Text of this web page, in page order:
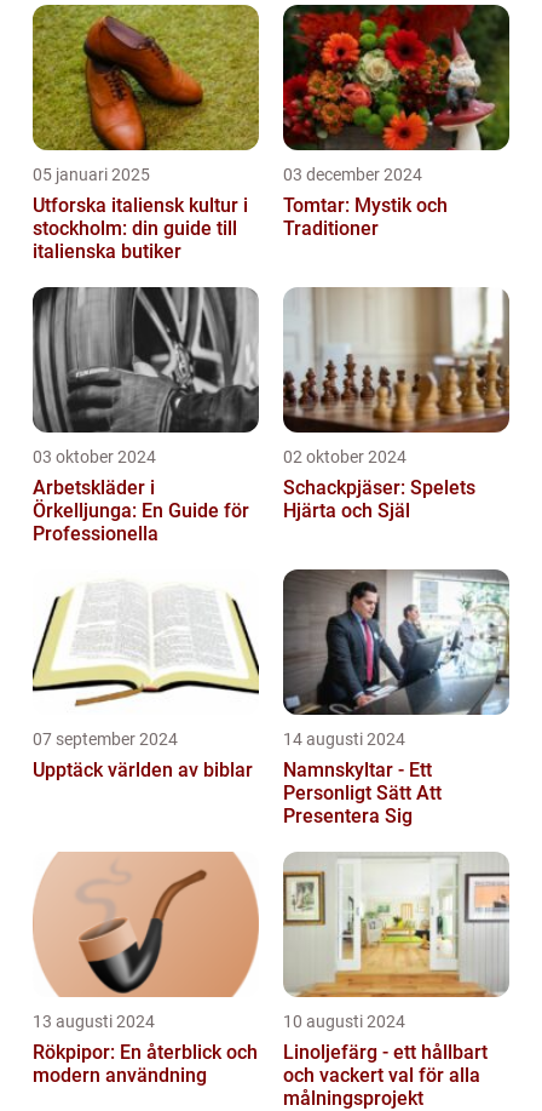
05 januari 2025
Utforska italiensk kultur i
stockholm: din guide till
italienska butiker
03 december 2024
Tomtar: Mystik och
Traditioner
03 oktober 2024
Arbetskläder i
Örkelljunga: En Guide för
Professionella
02 oktober 2024
Schackpjäser: Spelets
Hjärta och Själ
07 september 2024
Upptäck världen av biblar
14 augusti 2024
Namnskyltar - Ett
Personligt Sätt Att
Presentera Sig
13 augusti 2024
Rökpipor: En återblick och
modern användning
10 augusti 2024
Linoljefärg - ett hållbart
och vackert val för alla
målningsprojekt